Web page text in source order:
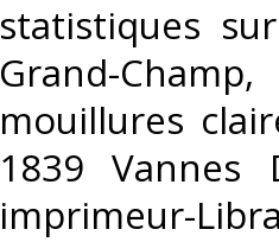
statistiques
Grand-
mouillures
1839 Vannes
imprimeur-